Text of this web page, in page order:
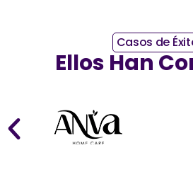
Casos de
Ellos Han